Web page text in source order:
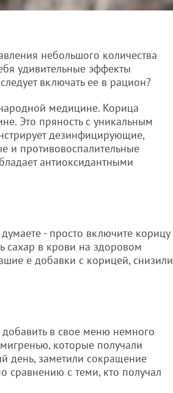
небольшого количества
удивительные эффекты
включать ее в рацион?
медицине. Корица
Это пряность с уникальным
дезинфицирующие,
и противовоспалительные
антиоксидантными
- просто включите корицу
сахар в крови на здоровом
е добавки с корицей, снизили
в свое меню немного
которые получали
день, заметили сокращение
сравнению с теми, кто получал